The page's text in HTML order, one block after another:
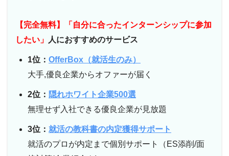
【完全無料】「自分に合ったインターンシップに参加
したい」
人におすすめのサービス
1位： OfferBox（就活生のみ）
大手,優良企業からオファーが届く
2位： 隠れホワイト企業500選
無理せず入社できる優良企業が見放題
3位： 就活の教科書の内定獲得サポート
就活のプロが内定まで個別サポート（ES添削/面